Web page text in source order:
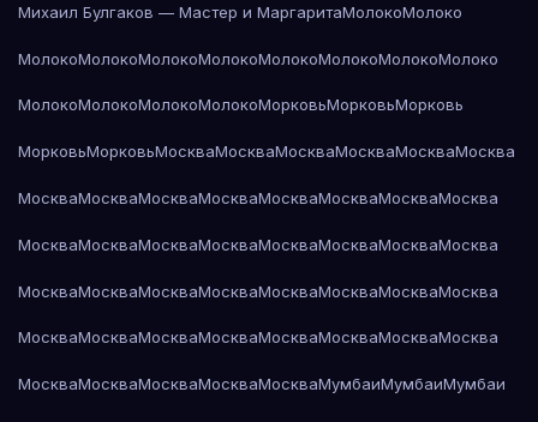
Михаил Булгаков — Мастер и МаргаритаМолокоМолоко
МолокоМолокоМолокоМолокоМолокоМолокоМолокоМолоко
МолокоМолокоМолокоМолокоМорковьМорковьМорковь
МорковьМорковьМоскваМоскваМоскваМоскваМоскваМосква
МоскваМоскваМоскваМоскваМоскваМоскваМоскваМосква
МоскваМоскваМоскваМоскваМоскваМоскваМоскваМосква
МоскваМоскваМоскваМоскваМоскваМоскваМоскваМосква
МоскваМоскваМоскваМоскваМоскваМоскваМоскваМосква
МоскваМоскваМоскваМоскваМоскваМумбаиМумбаиМумбаи